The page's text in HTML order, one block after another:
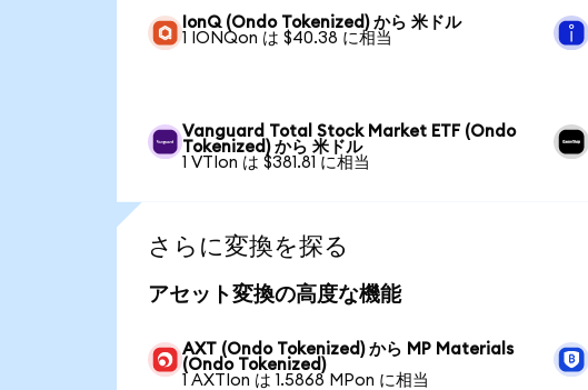
IonQ (Ondo Tokenized) から 米ドル
1 IONQon は $40.38 に相当
Vanguard Total Stock Market ETF (Ondo
Tokenized) から 米ドル
1 VTIon は $381.81 に相当
さらに変換を探る
アセット変換の高度な機能
AXT (Ondo Tokenized) から MP Materials
(Ondo Tokenized)
1 AXTIon は 1.5868 MPon に相当